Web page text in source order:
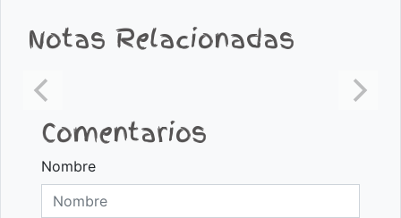
Notas Relacionadas
Comentarios
Nombre